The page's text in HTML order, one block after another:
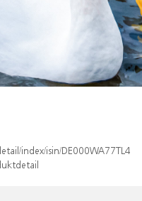
index/isin/DE000WA77TL4